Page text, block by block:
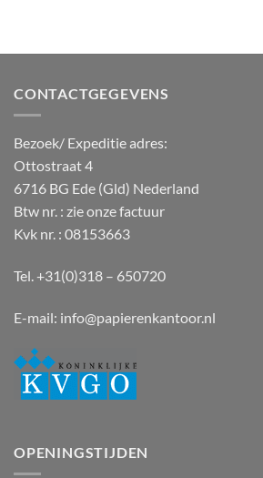
CONTACTGEGEVENS
Bezoek/ Expeditie adres:
Ottostraat 4
6716 BG Ede (Gld) Nederland
Btw nr. : zie onze factuur
Kvk nr. : 08153663
Tel. +31(0)318 – 650720
E-mail: info@papierenkantoor.nl
OPENINGSTIJDEN